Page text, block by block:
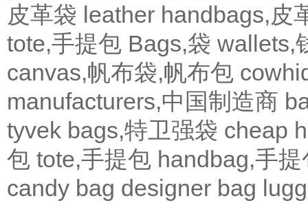
皮革袋 leather handbags,皮
tote,手提包 Bags,袋 wallets,
canvas,帆布袋,帆布包
manufacturers,中国制造商
tyvek bags,特卫强袋 cheap
包 tote,手提包 handbag,手提
candy bag designer bag